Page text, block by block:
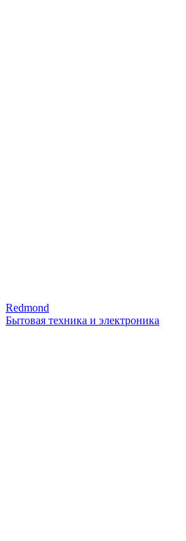
Redmond
Бытовая техника и электроника